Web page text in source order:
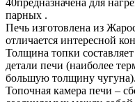
парных .
Печь изготовлена из
отличается интересной
Толщина топки
детали печи (наиболее
большую толщину чугуна).
Топочная камера печи –